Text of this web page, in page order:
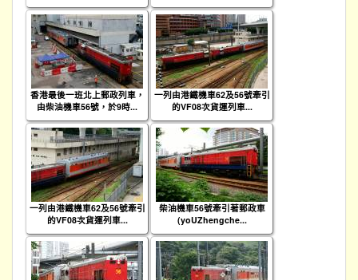
香港最後一班北上郵政列車，
由柴油機車56號，於9時...
一列由港鐵機車62及56號牽引
的VF08次貨運列車...
一列由港鐵機車62及56號牽引
的VF08次貨運列車...
柴油機車56號牽引著郵政車
(yoUZhengche...